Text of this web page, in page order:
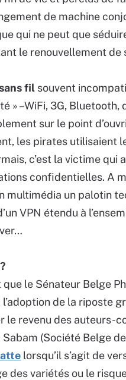
de machine
qui ne peut que
le renouvellement de
fil souvent
» –WiFi, 3G, Bluetooth,
sur le point
les pirates utilisaient
c’est la victime qui
confidentielles. A
multimédia un palotin
VPN étendu à
que le Sénateur Belge
de la riposte
le revenu des auteurs-
(Société Belge
lorsqu’il s’agit de
des variétés ou le